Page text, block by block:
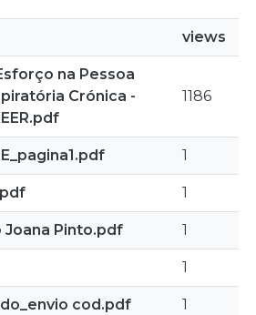
views
na Pessoa
Crónica -
1186
1
1
Joana Pinto.pdf 1
1
cod.pdf 1